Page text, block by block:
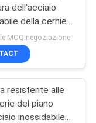
dell'acciaio
della cerniera
regolabile
MOQ:negoziazione
resistente alle
del piano
inossidabile